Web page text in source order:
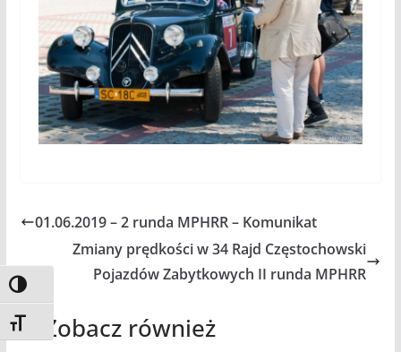
Toggle High Contrast
Toggle Font size
01.06.2019 – 2 runda MPHRR – Komunikat
Zmiany prędkości w 34 Rajd Częstochowski
Pojazdów Zabytkowych II runda MPHRR
Zobacz również